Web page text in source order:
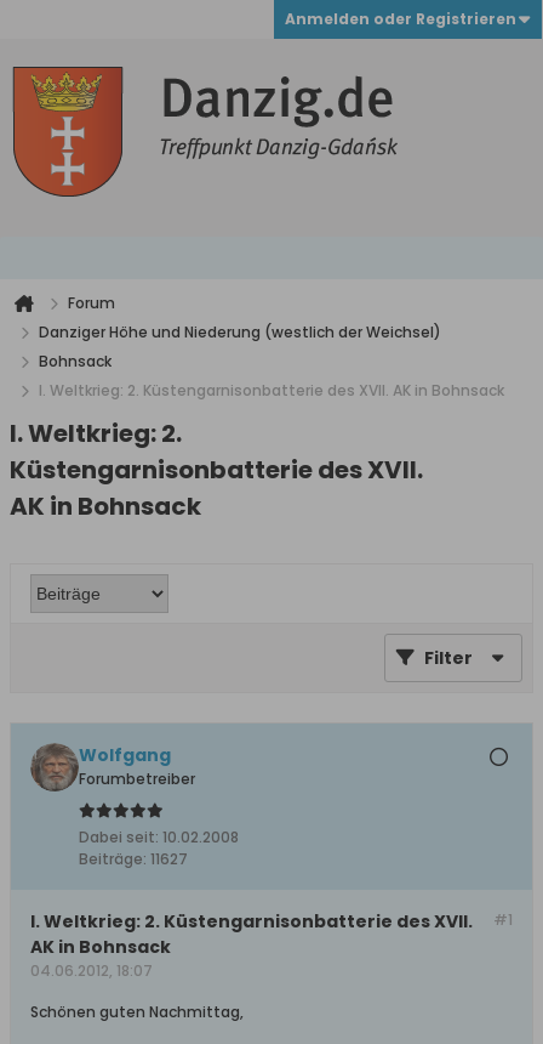
Anmelden oder Registrieren
Forum
Danziger Höhe und Niederung (westlich der Weichsel)
Bohnsack
I. Weltkrieg: 2. Küstengarnisonbatterie des XVII. AK in Bohnsack
I. Weltkrieg: 2.
Küstengarnisonbatterie des XVII.
AK in Bohnsack
Filter
Wolfgang
Forumbetreiber
Dabei seit: 10.02.2008
Beiträge: 11627
#1
I. Weltkrieg: 2. Küstengarnisonbatterie des XVII.
AK in Bohnsack
04.06.2012, 18:07
Schönen guten Nachmittag,